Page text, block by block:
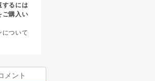
するには
ご購入い
ついて
メント